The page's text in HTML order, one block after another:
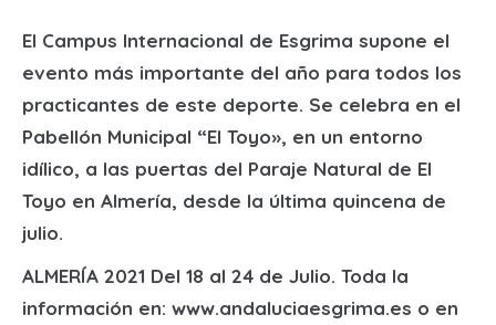
El Campus Internacional de Esgrima supone el
evento más importante del año para todos los
practicantes de este deporte. Se celebra en el
Pabellón Municipal “El Toyo», en un entorno
idílico, a las puertas del Paraje Natural de El
Toyo en Almería, desde la última quincena de
julio.
ALMERÍA 2021 Del 18 al 24 de Julio. Toda la
información en: www.andaluciaesgrima.es o en